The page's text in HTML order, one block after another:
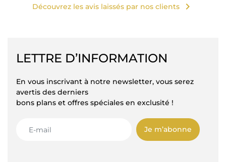
Découvrez les avis laissés par nos clients chevron_right
LETTRE D’INFORMATION
En vous inscrivant à notre newsletter, vous serez
avertis des derniers
bons plans et offres spéciales en exclusité !
Je m’abonne